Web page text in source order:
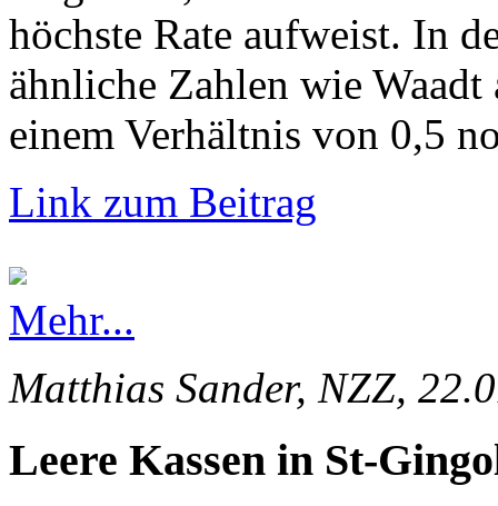
höchste Rate aufweist. In
ähnliche Zahlen wie
einem Verhältnis von 0,5
Link zum Beitrag
Mehr...
Matthias Sander, NZZ,
Leere Kassen in St-